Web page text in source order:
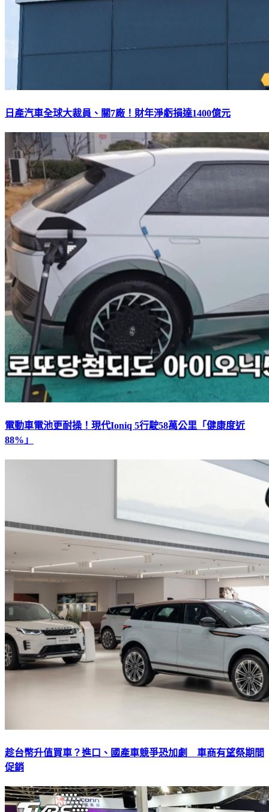
日產汽車全球大裁員、關7廠！財年淨虧損達1400億元
電動車電池更耐操！現代Ioniq 5行駛58萬公里「健康度近
88%」
趁台幣升值買車？進口、國產車競爭恐加劇 車商有望祭期間
促銷